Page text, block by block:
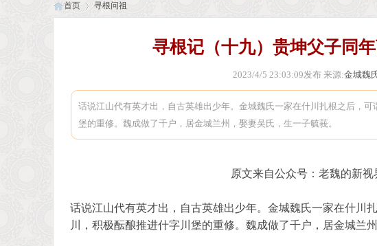
首页 寻根问祖
寻根记（十九）贵坤父子同
2023/4/5 23:03:09发布 来源:金城魏
话说江山代有英才出，自古英雄出少年。金城魏氏一家在什川扎根之后，
堡的重修。魏成做了千户，居金城兰州，娶妻吴氏，生一子毓莪。
原文来自公众号 ：老魏的新
话说江山代有英才出，自古英雄出少年。金城魏氏一家在什川
川，积极酝酿推进什字川堡的重修。魏成做了千户，居金城兰